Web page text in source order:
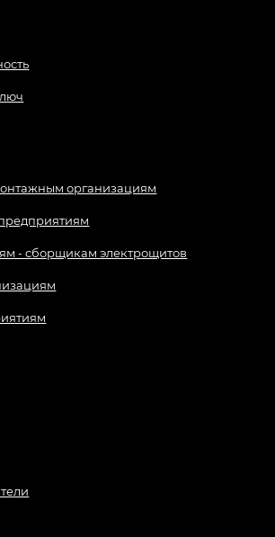
организациям
- сборщикам электрощитов